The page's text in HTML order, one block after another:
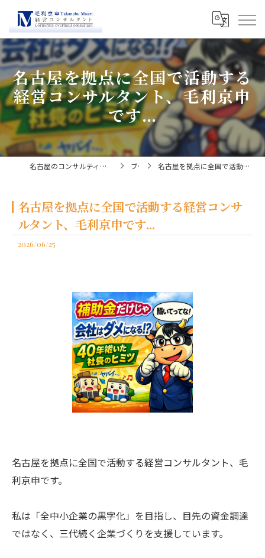
名古屋を拠点に全国で活動する
経営コンサルタント、毛利京申
です...
名古屋のコンサルティングなら経営コンサルタント毛利京申 ブログ 名古屋を拠点に全国で活動する経営コンサルタント、毛利京申です...
名古屋を拠点に全国で活動する経営コンサ
ルタント、毛利京申です...
2026/06/25
名古屋を拠点に全国で活動する経営コンサルタント、毛
利京申です。
私は「全中小企業の黒字化」を目指し、目先の資金調達
ではなく、三代続く企業づくりを支援しています。